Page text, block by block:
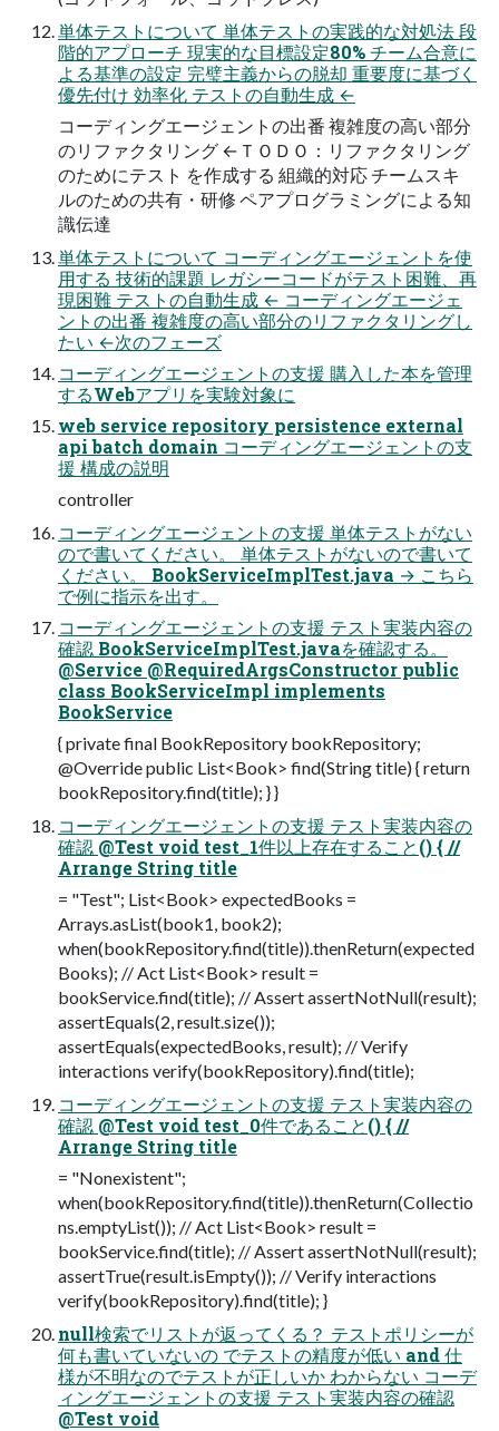
単体テストについて 単体テストの実践的な対処法 段
階的アプローチ 現実的な目標設定80% チーム合意に
よる基準の設定 完璧主義からの脱却 重要度に基づく
優先付け 効率化 テストの自動生成 ←
コーディングエージェントの出番 複雑度の高い部分
のリファクタリング ←ＴＯＤＯ：リファクタリング
のためにテスト を作成する 組織的対応 チームスキ
ルのための共有・研修 ペアプログラミングによる知
識伝達
単体テストについて コーディングエージェントを使
用する 技術的課題 レガシーコードがテスト困難、再
現困難 テストの自動生成 ← コーディングエージェ
ントの出番 複雑度の高い部分のリファクタリングし
たい ←次のフェーズ
コーディングエージェントの支援 購入した本を管理
するWebアプリを実験対象に
web service repository persistence external
api batch domain コーディングエージェントの支
援 構成の説明
controller
コーディングエージェントの支援 単体テストがない
ので書いてください。 単体テストがないので書いて
ください。 BookServiceImplTest.java → こちら
で例に指示を出す。
コーディングエージェントの支援 テスト実装内容の
確認 BookServiceImplTest.javaを確認する。
@Service @RequiredArgsConstructor public
class BookServiceImpl implements
BookService
{ private final BookRepository bookRepository;
@Override public List<Book> find(String title) { return
bookRepository.find(title); } }
コーディングエージェントの支援 テスト実装内容の
確認 @Test void test_1件以上存在すること() { //
Arrange String title
= "Test"; List<Book> expectedBooks =
Arrays.asList(book1, book2);
when(bookRepository.find(title)).thenReturn(expected
Books); // Act List<Book> result =
bookService.find(title); // Assert assertNotNull(result);
assertEquals(2, result.size());
assertEquals(expectedBooks, result); // Verify
interactions verify(bookRepository).find(title);
コーディングエージェントの支援 テスト実装内容の
確認 @Test void test_0件であること() { //
Arrange String title
= "Nonexistent";
when(bookRepository.find(title)).thenReturn(Collectio
ns.emptyList()); // Act List<Book> result =
bookService.find(title); // Assert assertNotNull(result);
assertTrue(result.isEmpty()); // Verify interactions
verify(bookRepository).find(title); }
null検索でリストが返ってくる？ テストポリシーが
何も書いていないの でテストの精度が低い and 仕
様が不明なのでテストが正しいか わからない コーデ
ィングエージェントの支援 テスト実装内容の確認
@Test void